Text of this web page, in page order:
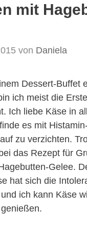
mit
von Daniela
Dessert-Buffet
ich meist die
Ich liebe Käse in
es mit
zu verzichten.
das Rezept für
Gelee.
hat sich die
ich kann Käse